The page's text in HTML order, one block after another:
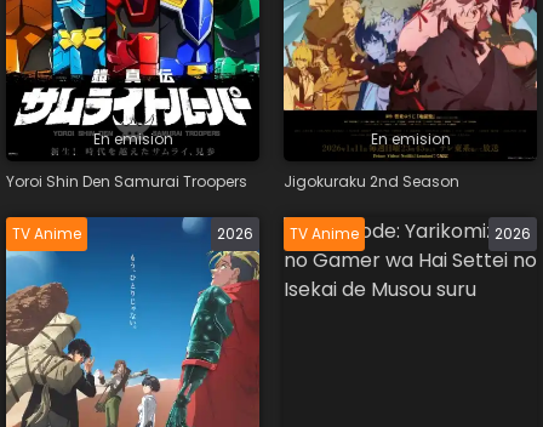
En emision
Yoroi Shin Den Samurai Troopers
En emision
Jigokuraku 2nd Season
TV Anime 2026 TV Anime 2026